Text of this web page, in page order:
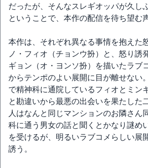
だったが、そんなスレギオッパが久し
ということで、本作の配信を待ち望む
本作は、それぞれ異なる事情を抱えた
ノ・フィオ（チョンウ扮）と、怒り誘
ギョン（オ・ヨンソ扮）を描いたラブ
からテンポのよい展開に目が離せない
で精神科に通院しているフィオとミン
と勘違いから最悪の出会いを果たした
人はなんと同じマンションのお隣さん
科に通う男女の話と聞くとかなり謎め
を受けるが、明るいラブコメらしい展
誘う。